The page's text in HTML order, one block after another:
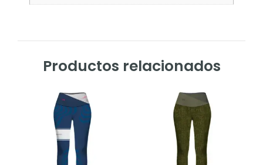
Productos relacionados